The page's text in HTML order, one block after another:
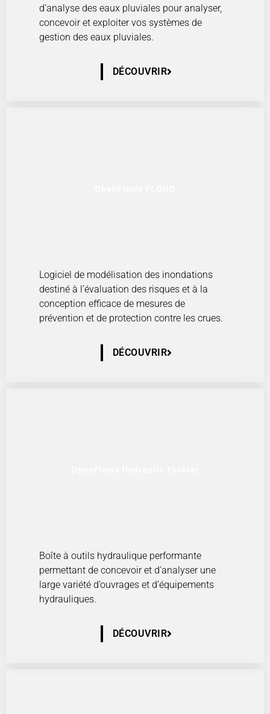
d’analyse des eaux pluviales pour analyser,
concevoir et exploiter vos systèmes de
gestion des eaux pluviales.
DÉCOUVRIR
Logiciel de modélisation des inondations
destiné à l’évaluation des risques et à la
conception efficace de mesures de
prévention et de protection contre les crues.
DÉCOUVRIR
Boîte à outils hydraulique performante
permettant de concevoir et d’analyser une
large variété d’ouvrages et d’équipements
hydrauliques.
DÉCOUVRIR